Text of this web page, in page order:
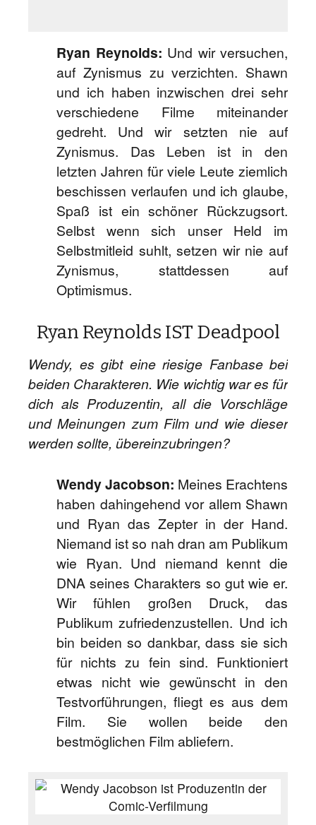
Ryan Reynolds: Und wir versuchen,
auf Zynismus zu verzichten. Shawn
und ich haben inzwischen drei sehr
verschiedene Filme miteinander
gedreht. Und wir setzten nie auf
Zynismus. Das Leben ist in den
letzten Jahren für viele Leute ziemlich
beschissen verlaufen und ich glaube,
Spaß ist ein schöner Rückzugsort.
Selbst wenn sich unser Held im
Selbstmitleid suhlt, setzen wir nie auf
Zynismus, stattdessen auf
Optimismus.
Ryan Reynolds IST Deadpool
Wendy, es gibt eine riesige Fanbase bei
beiden Charakteren. Wie wichtig war es für
dich als Produzentin, all die Vorschläge
und Meinungen zum Film und wie dieser
werden sollte, übereinzubringen?
Wendy Jacobson: Meines Erachtens
haben dahingehend vor allem Shawn
und Ryan das Zepter in der Hand.
Niemand ist so nah dran am Publikum
wie Ryan. Und niemand kennt die
DNA seines Charakters so gut wie er.
Wir fühlen großen Druck, das
Publikum zufriedenzustellen. Und ich
bin beiden so dankbar, dass sie sich
für nichts zu fein sind. Funktioniert
etwas nicht wie gewünscht in den
Testvorführungen, fliegt es aus dem
Film. Sie wollen beide den
bestmöglichen Film abliefern.